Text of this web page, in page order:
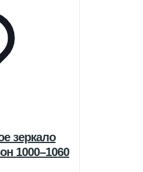
зеркало
1000–1060